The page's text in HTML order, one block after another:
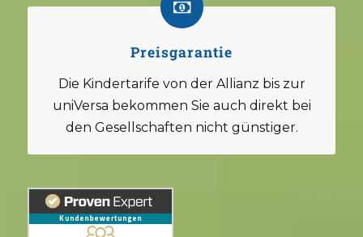
Preisgarantie
Die Kindertarife von der Allianz bis zur
uniVersa bekommen Sie auch direkt bei
den Gesellschaften nicht günstiger.